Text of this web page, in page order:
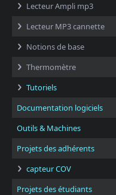
Lecteur Ampli mp3
Lecteur MP3 cannette
Notions de base
Thermomètre
Tutoriels
Documentation logiciels
Outils & Machines
Projets des adhérents
capteur COV
Projets des étudiants